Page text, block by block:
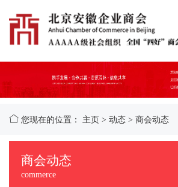
您现在的位置： 主页 > 动态 > 商会动态
商会动态
commerce